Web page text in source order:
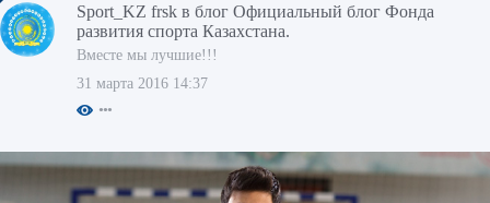
Sport_KZ frsk в блог Официальный блог Фонда
развития спорта Казахстана.
Вместе мы лучшие!!!
31 марта 2016 14:37